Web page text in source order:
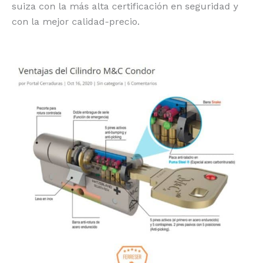
suiza con la más alta certificación en seguridad y
con la mejor calidad-precio.